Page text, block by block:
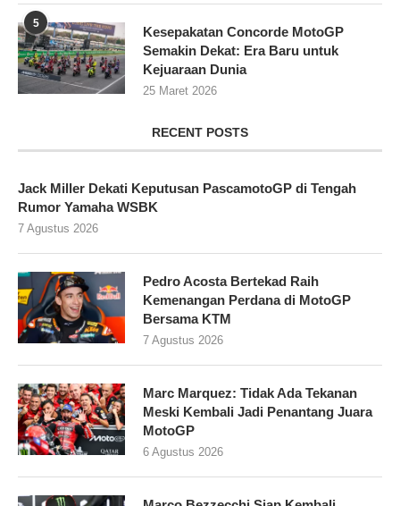
5
Kesepakatan Concorde MotoGP
Semakin Dekat: Era Baru untuk
Kejuaraan Dunia
25 Maret 2026
RECENT POSTS
Jack Miller Dekati Keputusan PascamotoGP di Tengah
Rumor Yamaha WSBK
7 Agustus 2026
Pedro Acosta Bertekad Raih
Kemenangan Perdana di MotoGP
Bersama KTM
7 Agustus 2026
Marc Marquez: Tidak Ada Tekanan
Meski Kembali Jadi Penantang Juara
MotoGP
6 Agustus 2026